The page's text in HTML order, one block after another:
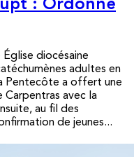
: Ordonné
diocésaine
adultes en
Pentecôte a offert une
avec la
au fil des
de jeunes...